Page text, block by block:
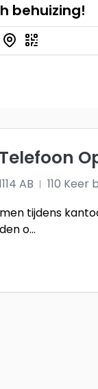
behuizing!
AB
110 Keer
tijdens
o...